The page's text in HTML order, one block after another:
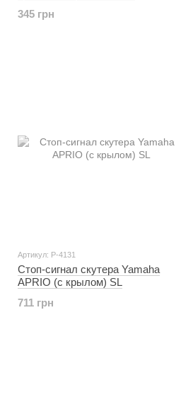
345 грн
Артикул: P-4131
Стоп-сигнал скутера Yamaha
APRIO (с крылом) SL
711 грн